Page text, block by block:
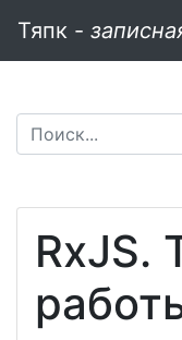
Тяпк -
RxJS.